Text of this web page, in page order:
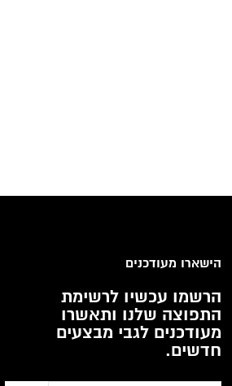
הישארו מעודכנים
הרשמו עכשיו לרשימת
התפוצה שלנו ותאשרו
מעודכנים לגבי מבצעים
חדשים.